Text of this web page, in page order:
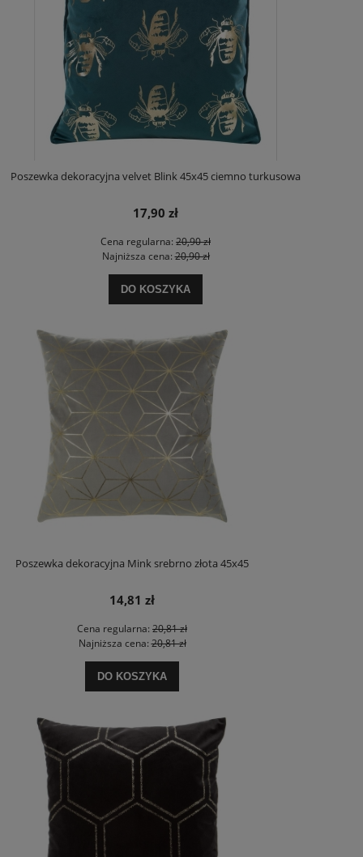
Poszewka dekoracyjna velvet Blink 45x45 ciemno turkusowa
17,90 zł
Cena regularna: 20,90 zł
Najniższa cena:20,90 zł
DO KOSZYKA
Poszewka dekoracyjna Mink srebrno złota 45x45
14,81 zł
Cena regularna: 20,81 zł
Najniższa cena:20,81 zł
DO KOSZYKA